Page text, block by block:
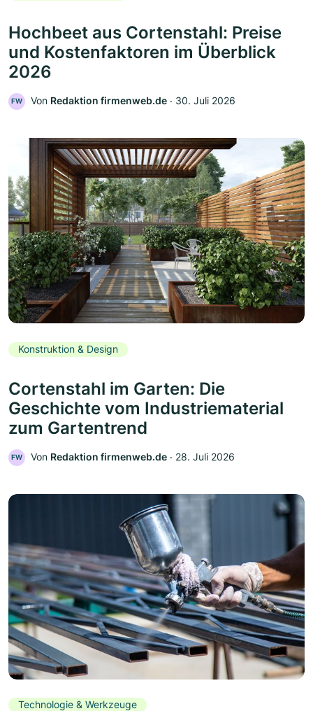
Hochbeet aus Cortenstahl: Preise
und Kostenfaktoren im Überblick
2026
FW Von Redaktion firmenweb.de ‧ 30. Juli 2026
Konstruktion & Design
Cortenstahl im Garten: Die
Geschichte vom Industriematerial
zum Gartentrend
FW Von Redaktion firmenweb.de ‧ 28. Juli 2026
Technologie & Werkzeuge